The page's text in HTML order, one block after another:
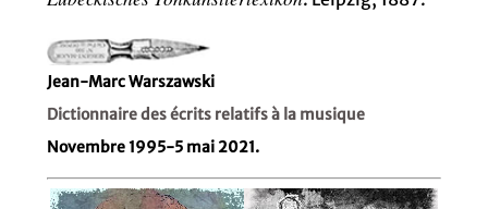
Jean-Marc Warszawski
Dictionnaire des écrits relatifs à la musique
Novembre 1995-5 mai 2021.